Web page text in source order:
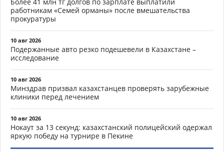
работникам «Семей орманы» после вмешательства
прокуратуры
10 авг 2026
Подержанные авто резко подешевели в Казахстане –
исследование
10 авг 2026
Минздрав призвал казахстанцев проверять зарубежные
клиники перед лечением
10 авг 2026
Нокаут за 13 секунд: казахстанский полицейский одержал
яркую победу на турнире в Пекине